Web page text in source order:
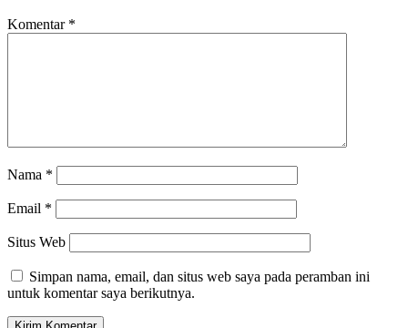
Komentar *
Nama *
Email *
Situs Web
Simpan nama, email, dan situs web saya pada peramban ini
untuk komentar saya berikutnya.